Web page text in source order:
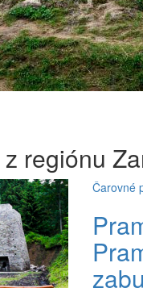
regiónu
Čarovné